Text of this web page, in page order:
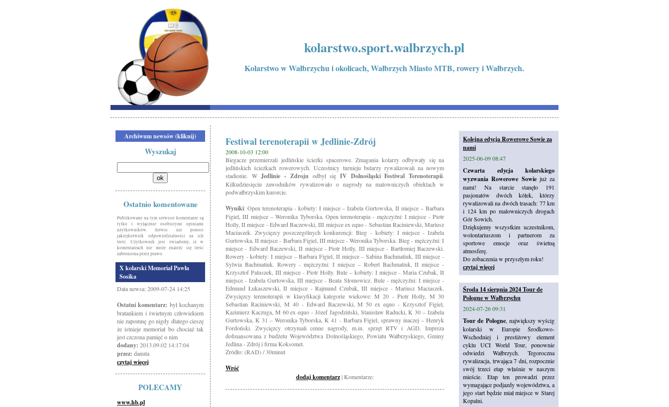
kolarstwo.sport.walbrzych.pl
Kolarstwo w Wałbrzychu i okolicach, Wałbrzych Miasto MTB, rowery i Wałbrzych.
Archiwum newsów (kliknij)
Wyszukaj
Ostatnio komentowane
Publikowane na tym serwisie komentarze są
tylko i wyłącznie osobistymi opiniami
użytkowników. Serwis nie ponosi
jakiejkolwiek odpowiedzialności za ich
treść. Użytkownik jest świadomy, iż w
komentarzach nie może znaleźć się treść
zabroniona przez prawo.
X kolarski Memoriał Pawła
Sosika
Data newsa: 2009-07-24 14:25
Ostatni komentarz: był kochanym
bratankiem i świetnym człowiekiem
nie zapomnę go nigdy dlatego cieszę
że istnieje memoriał bo chociaż tak
jest czczona pamięć o nim
dodany: 2013.09.02 14:17:04
przez: danuta
czytaj więcej
POLECAMY
www.hb.pl
Festiwal terenoterapii w Jedlinie-Zdrój
2008-10-03 12:00
Biegacze przemierzali jedlińskie ścieżki spacerowe. Zmagania kolarzy odbywały się na
jedlińskich ścieżkach rowerowych. Uczestnicy turnieju bularzy rywalizowali na nowym
stadionie. WJedlinie - Zdroju odbył się IV Dolnośląski Festiwal Terenoterapii.
Kilkudziesięciu zawodników rywalizowało o nagrody na malowniczych obiektach w
podwałbrzyskim kurorcie.
Wyniki: Open terenoterapia - kobiety: I miejsce – Izabela Gurtowska, II miejsce – Barbara
Figiel, III miejsce – Weronika Tyborska. Open terenoterapia - mężczyźni: I miejsce - Piotr
Holly, II miejsce - Edward Baczewski, III miejsce ex equo - Sebastian Raciniewski, Mariusz
Maciaszek. Zwycięzcy poszczególnych konkurencji: Bieg - kobiety: I miejsce - Izabela
Gurtowska, II miejsce - Barbara Figiel, III miejsce - Weronika Tyborska. Bieg - mężczyźni: I
miejsce - Edward Baczewski, II miejsce - Piotr Holly, III miejsce - Bartłomiej Baczewski.
Rowery - kobiety: I miejsce – Barbara Figiel, II miejsce – Sabina Bachmatiuk, III miejsce -
Sylwia Bachmatiuk. Rowery - mężczyźni: I miejsce – Robert Bachmatiuk, II miejsce -
Krzysztof Paluszek, III miejsce - Piotr Holly. Bule – kobiety: I miejsce - Maria Czubak, II
miejsce - Izabela Gurtowska, III miejsce - Beata Słomowicz. Bule - mężczyźni: I miejsce -
Edmund Łukaszewski, II miejsce - Rajmund Czubak, III miejsce - Mariusz Maciaszek.
Zwycięzcy terenoterapii w klasyfikacji kategorie wiekowe: M 20 - Piotr Holly, M 30
Sebastian Raciniewski, M 40 - Edward Baczewski, M 50 ex equo - Krzysztof Figiel,
Kazimierz Kaczuga, M 60 ex equo - Józef Jagodziński, Stanisław Raducki, K 30 – Izabela
Gurtowska, K 31 – Weronika Tyborska, K 41 - Barbara Figiel, sprawny inaczej – Henryk
Fordoński. Zwycięzcy otrzymali cenne nagrody, m.in. sprzęt RTV i AGD. Impreza
dofinansowana z budżetu Województwa Dolnośląskiego, Powiatu Wałbrzyskiego, Gminy
Jedlina - Zdrój i firma Koksomet.
Źródło: (RAD) / 30minut
Wróć
dodaj komentarz| Komentarze:
Kolejna edycja Rowerowe Sowie za
nami
2025-06-09 08:47
Czwarta edycja kolarskiego
wyzwania Rowerowe Sowiejuż za
nami! Na starcie stanęło 191
pasjonatów dwóch kółek, którzy
rywalizowali na dwóch trasach: 77 km
i 124 km po malowniczych drogach
Gór Sowich.
Dziękujemy wszystkim uczestnikom,
wolontariuszom i partnerom za
sportowe emocje oraz świetną
atmosferę.
Do zobaczenia w przyszłym roku!
czytaj więcej
Środa 14 sierpnia 2024 Tour de
Pologne w Wałbrzychu
2024-07-26 09:31
Tour de Pologne, największy wyścig
kolarski w Europie Środkowo-
Wschodniej i prestiżowy element
cyklu UCI World Tour, ponownie
odwiedzi Wałbrzych. Tegoroczna
rywalizacja, trwająca 7 dni, rozpocznie
swój trzeci etap właśnie w naszym
mieście. Etap ten prowadzi przez
wymagające podjazdy województwa, a
jego start będzie miał miejsce w Starej
Kopalni.